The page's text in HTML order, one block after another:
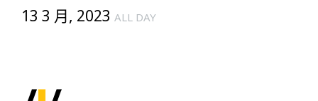
13 3 月, 2023 ALL DAY